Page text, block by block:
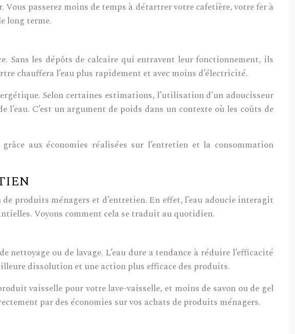
passerez moins de temps à détartrer votre cafetière, votre fer à
long terme.
Sans les dépôts de calcaire qui entravent leur fonctionnement, ils
chauffera l’eau plus rapidement et avec moins d’électricité.
Selon certaines estimations, l’utilisation d’un adoucisseur
l’eau. C’est un argument de poids dans un contexte où les coûts de
aux économies réalisées sur l’entretien et la consommation
produits ménagers et d’entretien. En effet, l’eau adoucie interagit
Voyons comment cela se traduit au quotidien.
ou de lavage. L’eau dure a tendance à réduire l’efficacité
dissolution et une action plus efficace des produits.
vaisselle pour votre lave-vaisselle, et moins de savon ou de gel
par des économies sur vos achats de produits ménagers.